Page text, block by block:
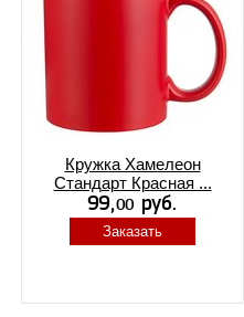
Кружка Хамелеон
Стандарт Красная ...
Заказать